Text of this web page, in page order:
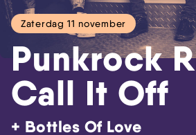
Skip navigatie
Zaterdag 11 november
Punkrock
Call It Off
+ Bottles Of Love